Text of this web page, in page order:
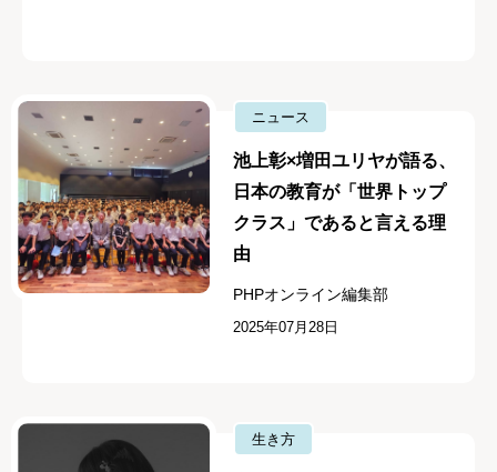
ニュース
池上彰×増田ユリヤが語る、
日本の教育が「世界トップ
クラス」であると言える理
由
PHPオンライン編集部
2025年07月28日
生き方